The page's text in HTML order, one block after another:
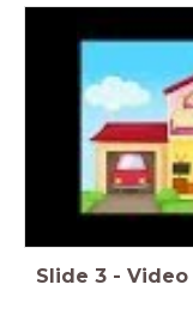
Slide 3 - Video